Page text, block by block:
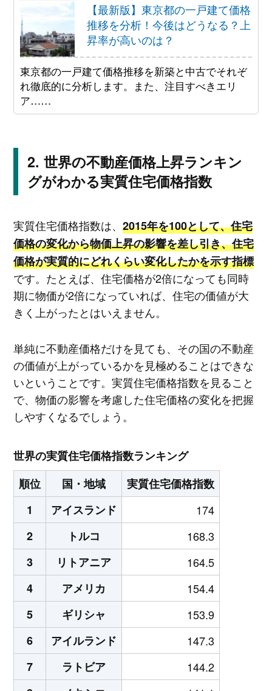
【最新版】東京都の一戸建て価格
推移を分析！今後はどうなる？上
昇率が高いのは？
東京都の一戸建て価格推移を新築と中古でそれぞ
れ徹底的に分析します。また、注目すべきエリ
ア……
世界の不動産価格上昇ランキン
グがわかる実質住宅価格指数
実質住宅価格指数は、 2015年を100として、住宅
価格の変化から物価上昇の影響を差し引き、住宅
価格が実質的にどれくらい変化したかを示す指標
です。たとえば、住宅価格が2倍になっても同時
期に物価が2倍になっていれば、住宅の価値が大
きく上がったとはいえません。
単純に不動産価格だけを見ても、その国の不動産
の価値が上がっているかを見極めることはできな
いということです。実質住宅価格指数を見ること
で、物価の影響を考慮した住宅価格の変化を把握
しやすくなるでしょう。
世界の実質住宅価格指数ランキング
順位
国・地域
実質住宅価格指数
1
アイスランド
174
2
トルコ
168.3
3
リトアニア
164.5
4
アメリカ
154.4
5
ギリシャ
153.9
6
アイルランド
147.3
7
ラトビア
144.2